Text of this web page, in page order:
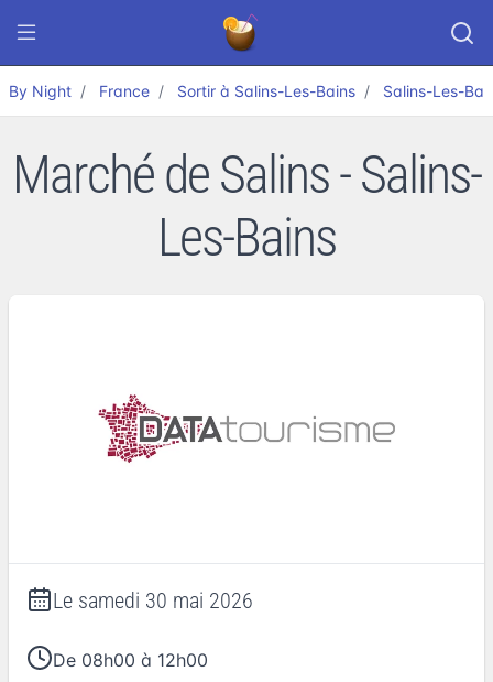
By Night France Sortir à Salins-Les-Bains Salins-Les-
Marché de Salins - Salins-
Les-Bains
Le samedi 30 mai 2026
De 08h00 à 12h00